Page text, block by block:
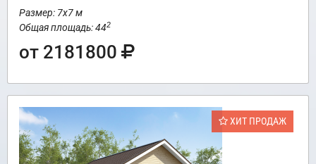
Размер: 7х7 м
Общая площадь: 442
от 2181800
ХИТ ПРОДАЖ